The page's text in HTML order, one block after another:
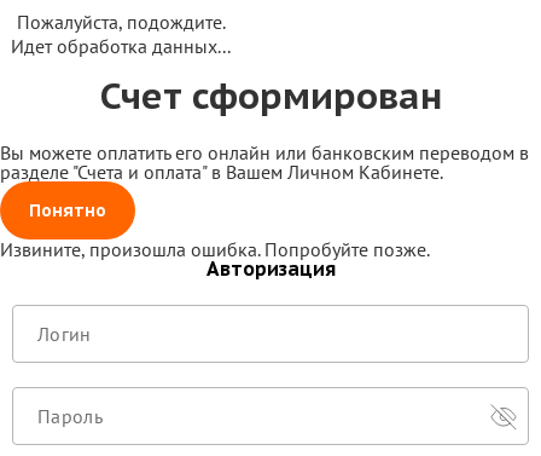
Пожалуйста, подождите.
Идет обработка данных...
Счет сформирован
Вы можете оплатить его онлайн или банковским переводом в
разделе "Счета и оплата" в Вашем Личном Кабинете.
Понятно
Извините, произошла ошибка. Попробуйте позже.
Авторизация